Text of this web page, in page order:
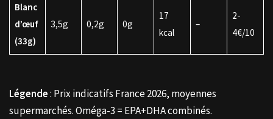
Blanc
d’œuf
(33g)
3,5g 0,2g 0g
17
kcal
–
2-
4€/10
Légende: Prix indicatifs France 2026, moyennes
supermarchés. Oméga-3 = EPA+DHA combinés.